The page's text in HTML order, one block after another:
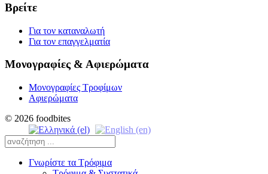
Βρείτε
Για τον καταναλωτή
Για τον επαγγελματία
Μονογραφίες & Αφιερώματα
Μονογραφίες Τροφίμων
Αφιερώματα
© 2026 foodbites
Γνωρίστε τα Τρόφιμα